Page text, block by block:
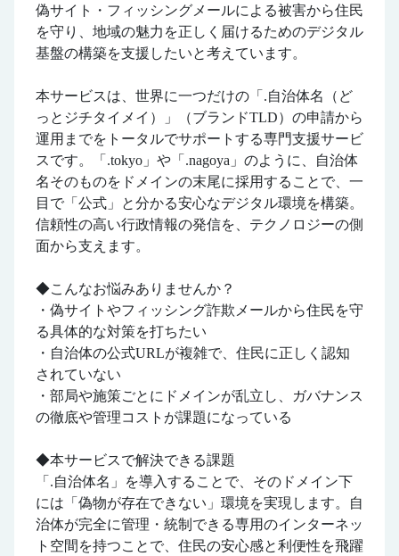
偽サイト・フィッシングメールによる被害から住民
を守り、地域の魅力を正しく届けるためのデジタル
基盤の構築を支援したいと考えています。
本サービスは、世界に一つだけの「.自治体名（ど
っとジチタイメイ）」（ブランドTLD）の申請から
運用までをトータルでサポートする専門支援サービ
スです。「.tokyo」や「.nagoya」のように、自治体
名そのものをドメインの末尾に採用することで、一
目で「公式」と分かる安心なデジタル環境を構築。
信頼性の高い行政情報の発信を、テクノロジーの側
面から支えます。
◆こんなお悩みありませんか？
・偽サイトやフィッシング詐欺メールから住民を守
る具体的な対策を打ちたい
・自治体の公式URLが複雑で、住民に正しく認知
されていない
・部局や施策ごとにドメインが乱立し、ガバナンス
の徹底や管理コストが課題になっている
◆本サービスで解決できる課題
「.自治体名」を導入することで、そのドメイン下
には「偽物が存在できない」環境を実現します。自
治体が完全に管理・統制できる専用のインターネッ
ト空間を持つことで、住民の安心感と利便性を飛躍